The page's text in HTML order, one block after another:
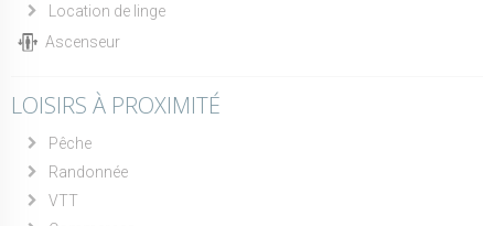
Location de linge
Ascenseur
LOISIRS À PROXIMITÉ
Pêche
Randonnée
VTT